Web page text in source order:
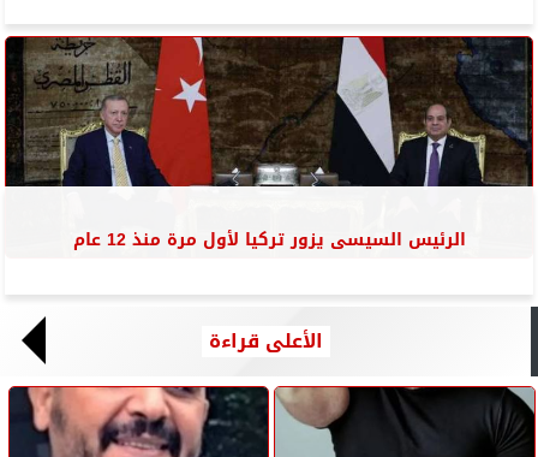
الرئيس السيسى يزور تركيا لأول مرة منذ 12 عام
الأعلى قراءة